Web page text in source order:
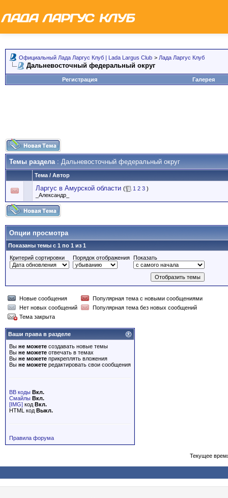
Официальный Лада Ларгус Клуб | Lada Largus Club > Лада Ларгус Клуб
Дальневосточный федеральный округ
Регистрация Галерея
Темы раздела: Дальневосточный федеральный округ
Тема / Автор
Ларгус в Амурской области ( 1 2 3 )
_Александр_
Опции просмотра
Показаны темы с 1 по 1 из 1
Критерий сортировки
Порядок отображения Показать
Новые сообщения
Популярная тема с новыми сообщениями
Нет новых сообщений
Популярная тема без новых сообщений
Тема закрыта
Ваши права в разделе
Вы не можете создавать новые темы
Вы не можете отвечать в темах
Вы не можете прикреплять вложения
Вы не можете редактировать свои сообщения
BB коды Вкл.
Смайлы Вкл.
[IMG] код Вкл.
HTML код Выкл.
Правила форума
Текущее